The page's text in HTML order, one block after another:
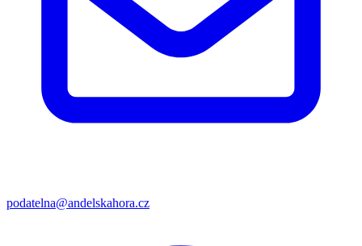
podatelna@andelskahora.cz